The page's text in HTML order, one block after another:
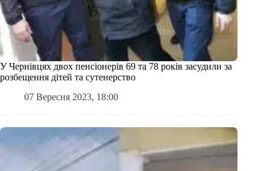
У Чернівцях двох пенсіонерів 69 та 78 років засудили за
розбещення дітей та сутенерство
07 Вересня 2023, 18:00